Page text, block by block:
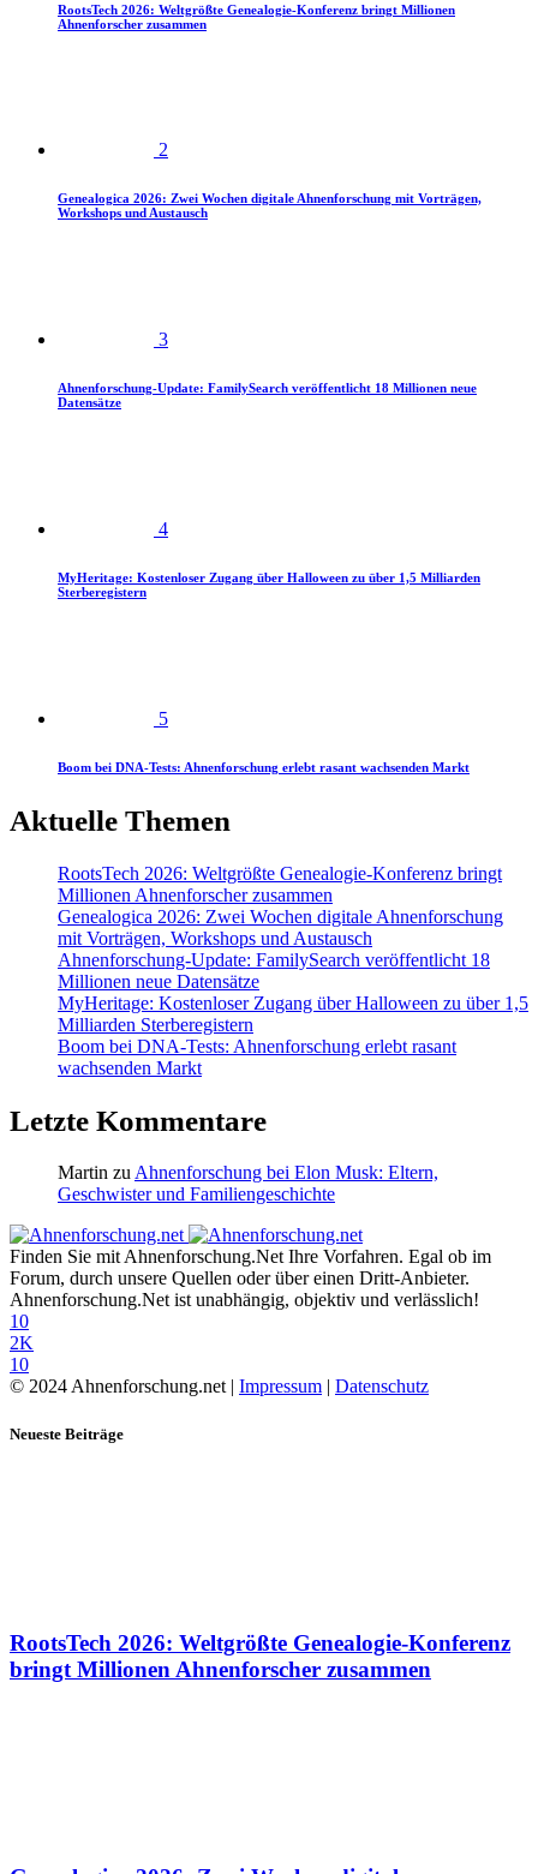
RootsTech 2026: Weltgrößte Genealogie-Konferenz bringt Millionen
Ahnenforscher zusammen
2
Genealogica 2026: Zwei Wochen digitale Ahnenforschung mit Vorträgen,
Workshops und Austausch
3
Ahnenforschung-Update: FamilySearch veröffentlicht 18 Millionen neue
Datensätze
4
MyHeritage: Kostenloser Zugang über Halloween zu über 1,5 Milliarden
Sterberegistern
5
Boom bei DNA-Tests: Ahnenforschung erlebt rasant wachsenden Markt
Aktuelle Themen
RootsTech 2026: Weltgrößte Genealogie-Konferenz bringt
Millionen Ahnenforscher zusammen
Genealogica 2026: Zwei Wochen digitale Ahnenforschung
mit Vorträgen, Workshops und Austausch
Ahnenforschung-Update: FamilySearch veröffentlicht 18
Millionen neue Datensätze
MyHeritage: Kostenloser Zugang über Halloween zu über 1,5
Milliarden Sterberegistern
Boom bei DNA-Tests: Ahnenforschung erlebt rasant
wachsenden Markt
Letzte Kommentare
Martin zuAhnenforschung bei Elon Musk: Eltern,
Geschwister und Familiengeschichte
Finden Sie mit Ahnenforschung.Net Ihre Vorfahren. Egal ob im
Forum, durch unsere Quellen oder über einen Dritt-Anbieter.
Ahnenforschung.Net ist unabhängig, objektiv und verlässlich!
10
2K
10
© 2024 Ahnenforschung.net | Impressum Datenschutz
Neueste Beiträge
RootsTech 2026: Weltgrößte Genealogie-Konferenz
bringt Millionen Ahnenforscher zusammen